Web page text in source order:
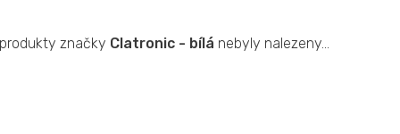
značky Clatronic - bílá nebyly nalezeny...